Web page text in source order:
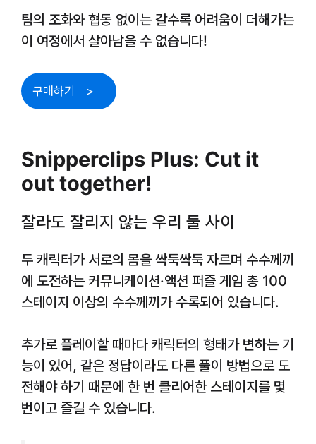
팀의 조화와 협동 없이는 갈수록 어려움이 더해가는
이 여정에서 살아남을 수 없습니다!
구매하기
Snipperclips Plus: Cut it
out together!
잘라도 잘리지 않는 우리 둘 사이
두 캐릭터가 서로의 몸을 싹둑싹둑 자르며 수수께끼
에 도전하는 커뮤니케이션·액션 퍼즐 게임 총 100
스테이지 이상의 수수께끼가 수록되어 있습니다.
추가로 플레이할 때마다 캐릭터의 형태가 변하는 기
능이 있어, 같은 정답이라도 다른 풀이 방법으로 도
전해야 하기 때문에 한 번 클리어한 스테이지를 몇
번이고 즐길 수 있습니다.